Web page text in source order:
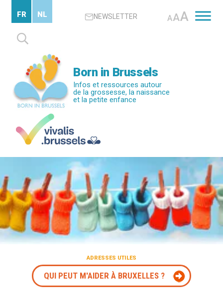
contenu
principal
NEWSLETTER AAA
Rechercher :
FR NL
Born in Brussels
Infos et ressources autour
de la grossesse, la naissance
et la petite enfance
ADRESSES UTILES
QUI PEUT M'AIDER À BRUXELLES ?